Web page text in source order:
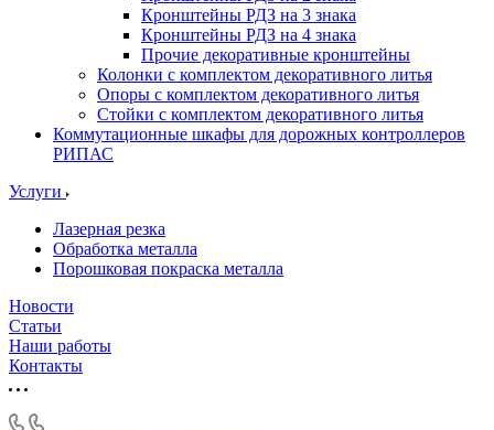
Кронштейны РДЗ на 3 знака
Кронштейны РДЗ на 4 знака
Прочие декоративные кронштейны
Колонки с комплектом декоративного литья
Опоры с комплектом декоративного литья
Стойки с комплектом декоративного литья
Коммутационные шкафы для дорожных контроллеров
РИПАС
Услуги
Лазерная резка
Обработка металла
Порошковая покраска металла
Новости
Статьи
Наши работы
Контакты